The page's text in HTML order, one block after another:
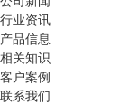
行业资讯
产品信息
相关知识
客户案例
联系我们